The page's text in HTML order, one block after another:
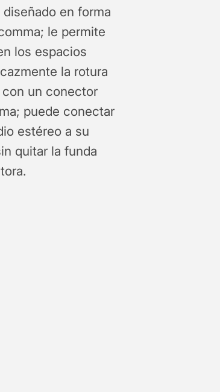
en forma
le permite
los espacios
la rotura
un conector
puede conectar
estéreo a su
quitar la funda